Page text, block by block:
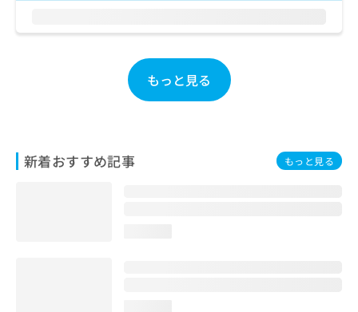
もっと見る
新着おすすめ記事 もっと見る
ら